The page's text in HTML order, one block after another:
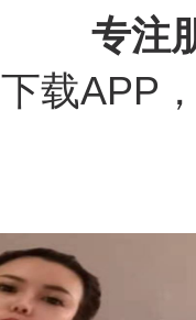
专注
下载APP